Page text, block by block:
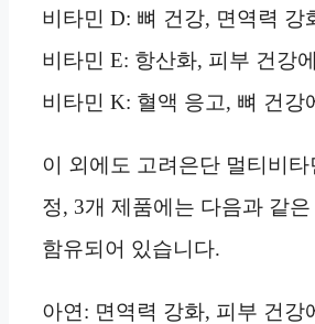
비타민 D: 뼈 건강, 면역력 강
비타민 E: 항산화, 피부 건강
비타민 K: 혈액 응고, 뼈 건강
이 외에도 고려은단 멀티비타
정, 3개 제품에는 다음과 같은
함유되어 있습니다.
아연: 면역력 강화, 피부 건강